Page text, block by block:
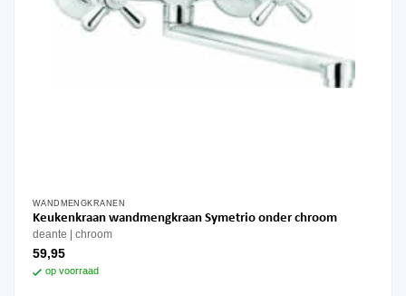
WANDMENGKRANEN
Keukenkraan wandmengkraan Symetrio onder chroom
deante chroom
59,95
op voorraad